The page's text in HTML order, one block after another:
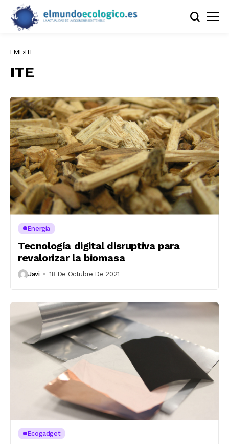
EME ITE
ITE
Energía
Tecnología digital disruptiva para
revalorizar la biomasa
Javi 18 De Octubre De 2021
Ecogadget